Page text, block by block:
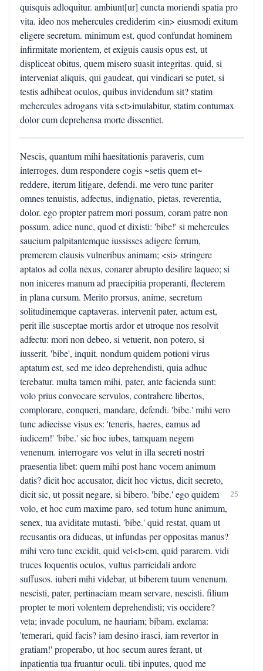
quisquis adloquitur. ambiunt[ur] cuncta moriendi spatia pro
vita. ideo nos mehercules crediderim <in> eiusmodi exitum
eligere secretum. minimum est, quod confundat hominem
infirmitate morientem, et exiguis causis opus est, ut
displiceat obitus, quem misero suasit integritas. quid, si
interveniat aliquis, qui gaudeat, qui vindicari se putet, si
testis adhibeat oculos, quibus invidendum sit? statim
mehercules adrogans vita s<t>imulabitur, statim contumax
dolor cum deprehensa morte dissentiet.
Nescis, quantum mihi haesitationis paraveris, cum
interroges, dum respondere cogis ~setis quem et~
reddere, iterum litigare, defendi. me vero tunc pariter
omnes tenuistis, adfectus, indignatio, pietas, reverentia,
dolor. ego propter patrem mori possum, coram patre non
possum. adice nunc, quod et dixisti: 'bibe!' si mehercules
saucium palpitantemque iussisses adigere ferrum,
premerem clausis vulneribus animam; <si> stringere
aptatos ad colla nexus, conarer abrupto desilire laqueo; si
non iniceres manum ad praecipitia properanti, flecterem
in plana cursum. Merito prorsus, anime, secretum
solitudinemque captaveras. intervenit pater, actum est,
perit ille susceptae mortis ardor et utroque nos resolvit
adfectu: mori non debeo, si vetuerit, non potero, si
iusserit. 'bibe', inquit. nondum quidem potioni virus
aptatum est, sed me ideo deprehendisti, quia adhuc
terebatur. multa tamen mihi, pater, ante facienda sunt:
volo prius convocare servulos, contrahere libertos,
complorare, conqueri, mandare, defendi. 'bibe.' mihi vero
tunc adiecisse visus es: 'teneris, haeres, eamus ad
iudicem!' 'bibe.' sic hoc iubes, tamquam negem
venenum. interrogare vos velut in illa secreti nostri
praesentia libet: quem mihi post hanc vocem animum
datis? dicit hoc accusator, dicit hoc victus, dicit secreto,
dicit sic, ut possit negare, si bibero. 'bibe.' ego quidem
volo, et hoc cum maxime paro, sed totum hunc animum,
senex, tua aviditate mutasti, 'bibe.' quid restat, quam ut
recusantis ora diducas, ut infundas per oppositas manus?
mihi vero tunc excidit, quid vel<l>em, quid pararem. vidi
truces loquentis oculos, vultus parricidali ardore
suffusos. iuberi mihi videbar, ut biberem tuum venenum.
nescisti, pater, pertinaciam meam servare, nescisti. filium
propter te mori volentem deprehendisti; vis occidere?
veta; invade poculum, ne hauriam; bibam. exclama:
'temerari, quid facis? iam desino irasci, iam revertor in
gratiam!' properabo, ut hoc secum aures ferant, ut
inpatientia tua fruantur oculi. tibi inputes, quod me
25